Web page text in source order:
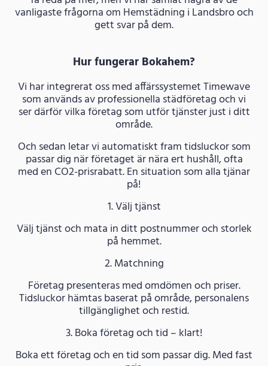
vanligaste frågorna om Hemstädning i Landsbro och
gett svar på dem.
Hur fungerar Bokahem?
Vi har integrerat oss med affärssystemet Timewave
som används av professionella städföretag och vi
ser därför vilka företag som utför tjänster just i ditt
område.
Och sedan letar vi automatiskt fram tidsluckor som
passar dig när företaget är nära ert hushåll, ofta
med en CO2-prisrabatt. En situation som alla tjänar
på!
1. Välj tjänst
Välj tjänst och mata in ditt postnummer och storlek
på hemmet.
2. Matchning
Företag presenteras med omdömen och priser.
Tidsluckor hämtas baserat på område, personalens
tillgänglighet och restid.
3. Boka företag och tid – klart!
Boka ett företag och en tid som passar dig. Med fast